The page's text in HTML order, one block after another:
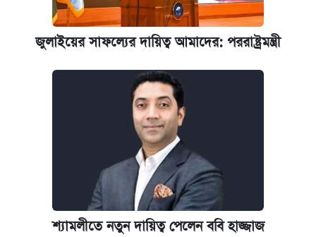
জুলাইয়ের সাফল্যের দায়িত্ব আমাদের: পররাষ্ট্রমন্ত্রী
শ্যামলীতে নতুন দায়িত্ব পেলেন ববি হাজ্জাজ